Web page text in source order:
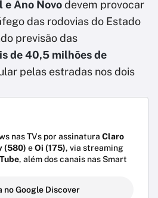
e Ano Novodevem provocar
das rodovias do Estado
previsão das
de 40,5 milhões de
pelas estradas nos dois
nas TVs por assinatura Claro
(580) eOi (175), via streaming
, além dos canais nas Smart
no Google Discover